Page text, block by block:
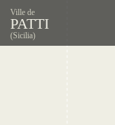
Ville de
PATTI
(Sicilia)